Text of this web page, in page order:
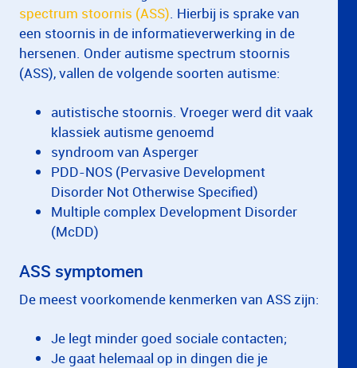
spectrum stoornis (ASS). Hierbij is sprake van
een stoornis in de informatieverwerking in de
hersenen. Onder autisme spectrum stoornis
(ASS), vallen de volgende soorten autisme:
autistische stoornis. Vroeger werd dit vaak
klassiek autisme genoemd
syndroom van Asperger
PDD-NOS (Pervasive Development
Disorder Not Otherwise Specified)
Multiple complex Development Disorder
(McDD)
ASS symptomen
De meest voorkomende kenmerken van ASS zijn:
Je legt minder goed sociale contacten;
Je gaat helemaal op in dingen die je